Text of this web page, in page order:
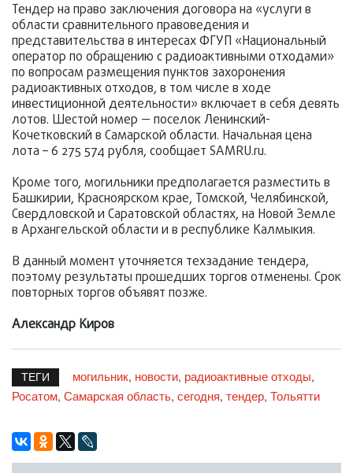
Тендер на право заключения договора на «услуги в
области сравнительного правоведения и
представительства в интересах ФГУП «Национальный
оператор по обращению с радиоактивными отходами»
по вопросам размещения пунктов захоронения
радиоактивных отходов, в том числе в ходе
инвестиционной деятельности» включает в себя девять
лотов. Шестой номер — поселок Ленинский-
Кочетковский в Самарской области. Начальная цена
лота – 6 275 574 рубля, сообщает SAMRU.ru.
Кроме того, могильники предполагается разместить в
Башкирии, Красноярском крае, Томской, Челябинской,
Свердловской и Саратовской областях, на Новой Земле
в Архангельской области и в республике Калмыкия.
В данный момент уточняется техзадание тендера,
поэтому результаты прошедших торгов отменены. Срок
повторных торгов объявят позже.
Александр Киров
ТЕГИ могильник, новости, радиоактивные отходы,
Росатом, Самарская область, сегодня, тендер, Тольятти